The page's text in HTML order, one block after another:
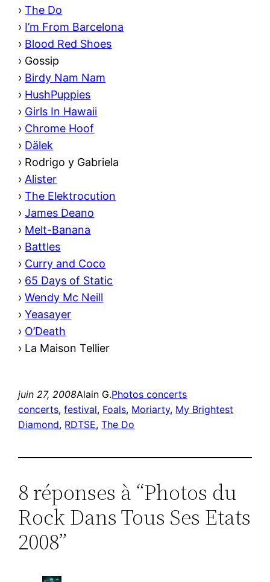
›The Do
› I’m From Barcelona
› Blood Red Shoes
› Gossip
› Birdy Nam Nam
› HushPuppies
› Girls In Hawaii
› Chrome Hoof
› Dälek
› Rodrigo y Gabriela
› Alister
›The Elektrocution
›James Deano
› Melt-Banana
› Battles
› Curry and Coco
› 65 Days of Static
›Wendy Mc Neill
›Yeasayer
› O’Death
› La Maison Tellier
juin 27, 2008Alain G.Photos concerts
concerts, festival, Foals, Moriarty, My Brightest
Diamond, RDTSE, The Do
8 réponses à “Photos du
Rock Dans Tous Ses Etats
2008”